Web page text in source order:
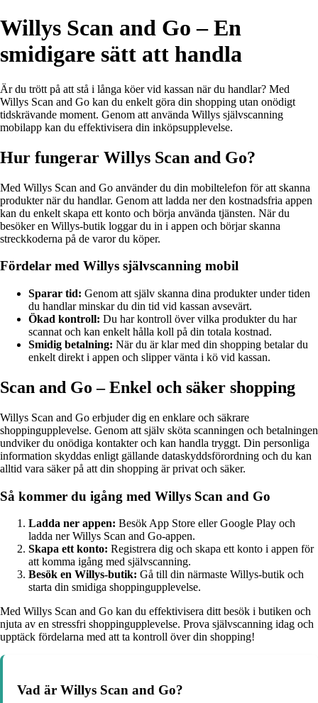
Willys Scan and Go – En
smidigare sätt att handla
Är du trött på att stå i långa köer vid kassan när du handlar? Med
Willys Scan and Go kan du enkelt göra din shopping utan onödigt
tidskrävande moment. Genom att använda Willys självscanning
mobilapp kan du effektivisera din inköpsupplevelse.
Hur fungerar Willys Scan and Go?
Med Willys Scan and Go använder du din mobiltelefon för att skanna
produkter när du handlar. Genom att ladda ner den kostnadsfria appen
kan du enkelt skapa ett konto och börja använda tjänsten. När du
besöker en Willys-butik loggar du in i appen och börjar skanna
streckkoderna på de varor du köper.
Fördelar med Willys självscanning mobil
Sparar tid: Genom att själv skanna dina produkter under tiden
du handlar minskar du din tid vid kassan avsevärt.
Ökad kontroll: Du har kontroll över vilka produkter du har
scannat och kan enkelt hålla koll på din totala kostnad.
Smidig betalning: När du är klar med din shopping betalar du
enkelt direkt i appen och slipper vänta i kö vid kassan.
Scan and Go – Enkel och säker shopping
Willys Scan and Go erbjuder dig en enklare och säkrare
shoppingupplevelse. Genom att själv sköta scanningen och betalningen
undviker du onödiga kontakter och kan handla tryggt. Din personliga
information skyddas enligt gällande dataskyddsförordning och du kan
alltid vara säker på att din shopping är privat och säker.
Så kommer du igång med Willys Scan and Go
Ladda ner appen: Besök App Store eller Google Play och
ladda ner Willys Scan and Go-appen.
Skapa ett konto: Registrera dig och skapa ett konto i appen för
att komma igång med självscanning.
Besök en Willys-butik: Gå till din närmaste Willys-butik och
starta din smidiga shoppingupplevelse.
Med Willys Scan and Go kan du effektivisera ditt besök i butiken och
njuta av en stressfri shoppingupplevelse. Prova självscanning idag och
upptäck fördelarna med att ta kontroll över din shopping!
Vad är Willys Scan and Go?